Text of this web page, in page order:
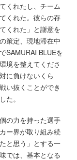
くれたし、チーム
くれた。彼らの存
くれた」と謝意を
策定、現地滞在中
SAMURAI BLUEを
境を整えてくださ
に負けないくら
い抜くことができ
た。
の力を持った選手
ー界が取り組み続
と思う」とする一
では、基本となる